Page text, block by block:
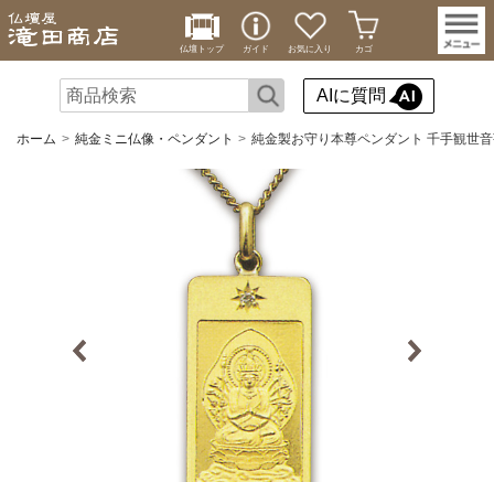
仏壇トップ ガイド お気に入り カゴ
AIに質問
ホーム 純金ミニ仏像・ペンダント 純金製お守り本尊ペンダント 千手観世